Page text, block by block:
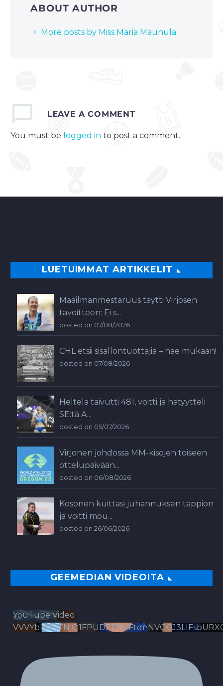
ABOUT AUTHOR
More posts by Miss Maria Maunula
LEAVE A COMMENT
You must be logged in to post a comment.
LUETUIMMAT ARTIKKELIT
Maailmanmestaruus täytti Virjosen
tavoitteen: Ei s...
posted on 07/08/2026
CHL etsii sisällöntuottajia – hae mukaan!
posted on 07/08/2026
Heltelä taivutti 481, voitti ja hätyytteli
SE:tä A...
posted on 05/07/2026
Virjonen johdossa MM-kisojen toiseen
ottelupäivään...
posted on 06/08/2026
Kosonen kuittasi juhannuksen tappion
ja voitti mou...
posted on 26/06/2026
GEEMEDIAN VIDEOITA
YouTube Video